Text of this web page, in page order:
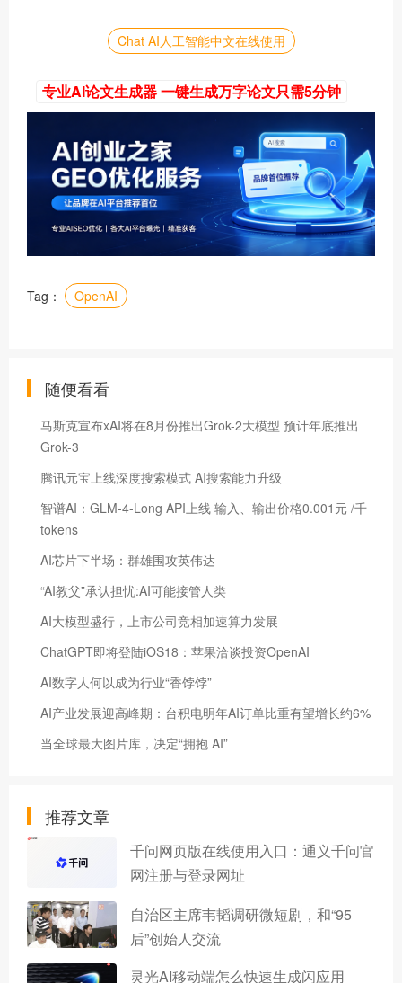
Chat AI人工智能中文在线使用
专业AI论文生成器 一键生成万字论文只需5分钟
Tag： OpenAI
随便看看
马斯克宣布xAI将在8月份推出Grok-2大模型 预计年底推出
Grok-3
腾讯元宝上线深度搜索模式 AI搜索能力升级
智谱AI：GLM-4-Long API上线 输入、输出价格0.001元 /千
tokens
AI芯片下半场：群雄围攻英伟达
“AI教父”承认担忧:AI可能接管人类
AI大模型盛行，上市公司竞相加速算力发展
ChatGPT即将登陆iOS18：苹果洽谈投资OpenAI
AI数字人何以成为行业“香饽饽”
AI产业发展迎高峰期：台积电明年AI订单比重有望增长约6%
当全球最大图片库，决定“拥抱 AI”
推荐文章
千问网页版在线使用入口：通义千问官
网注册与登录网址
自治区主席韦韬调研微短剧，和“95
后”创始人交流
灵光AI移动端怎么快速生成闪应用